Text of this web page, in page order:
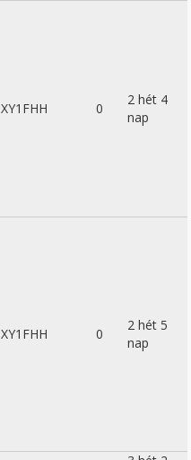
XY1FHH 0
2 hét 4
nap
XY1FHH 0
2 hét 5
nap